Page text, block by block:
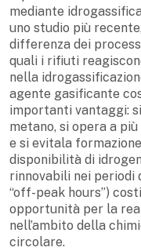
mediante
uno studio più
differenza dei
quali i rifiuti
nella
agente gasificante
importanti vantaggi:
metano, si opera a
e si evitala
disponibilità di
rinnovabili nei periodi
“off-peak hours”)
opportunità per la
nell’ambito della
circolare.